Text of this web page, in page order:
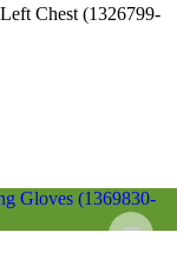
Chest (1326799-